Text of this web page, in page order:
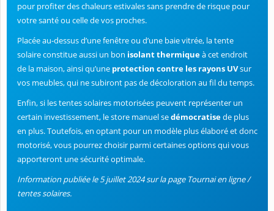
pour profiter des chaleurs estivales sans prendre de risque pour
votre santé ou celle de vos proches.
Placée au-dessus d’une fenêtre ou d’une baie vitrée, la tente
solaire constitue aussi un bon isolant thermiqueà cet endroit
de la maison, ainsi qu’une protection contre les rayons UVsur
vos meubles, qui ne subiront pas de décoloration au fil du temps.
Enfin, si les tentes solaires motorisées peuvent représenter un
certain investissement, le store manuel sedémocratisede plus
en plus. Toutefois, en optant pour un modèle plus élaboré et donc
motorisé, vous pourrez choisir parmi certaines options qui vous
apporteront une sécurité optimale.
Information publiée le 5 juillet 2024 sur la page Tournai en ligne /
tentes solaires.